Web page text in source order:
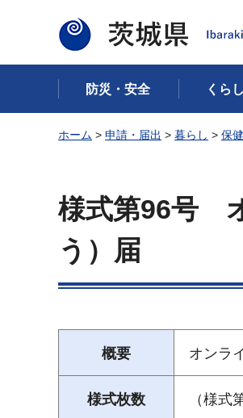
茨城県
防災・安全 くら
ホーム > 申請・届出 > 暮らし > 保
様式第96号
う）届
概要 オンラ
様式枚数 （様